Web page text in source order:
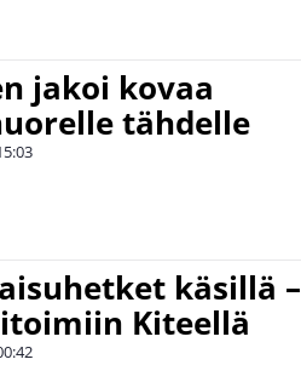
jakoi kovaa
tähdelle
käsillä –
Kiteellä